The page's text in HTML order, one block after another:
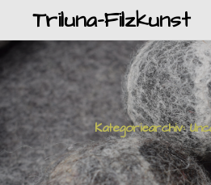
Triluna-Filzkunst
Kategoriearchiv: